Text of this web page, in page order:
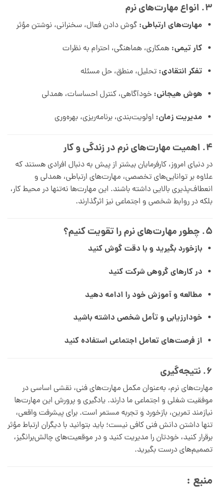
۳. انواع مهارت‌های نرم
مهارت‌های ارتباطی: گوش دادن فعال، سخنرانی، نوشتن مؤثر
کار تیمی: همکاری، هماهنگی، احترام به نظرات
تفکر انتقادی: تحلیل، منطق، حل مسئله
هوش هیجانی: خودآگاهی، کنترل احساسات، همدلی
مدیریت زمان: اولویت‌بندی، برنامه‌ریزی، بهره‌وری
۴. اهمیت مهارت‌های نرم در زندگی و کار
در دنیای امروز، کارفرمایان بیشتر از پیش به دنبال افرادی هستند که
علاوه بر توانایی‌های تخصصی، مهارت‌های ارتباطی، همدلی و
انعطاف‌پذیری بالایی داشته باشند. این مهارت‌ها نه‌تنها در محیط کار،
بلکه در روابط شخصی و اجتماعی نیز اثرگذارند.
۵. چطور مهارت‌های نرم را تقویت کنیم؟
بازخورد بگیرید و با دقت گوش کنید
در کارهای گروهی شرکت کنید
مطالعه و آموزش خود را ادامه دهید
خودارزیابی و تأمل شخصی داشته باشید
از فرصت‌های تعامل اجتماعی استفاده کنید
۶. نتیجه‌گیری
مهارت‌های نرم، به‌عنوان مکمل مهارت‌های فنی، نقشی اساسی در
موفقیت شغلی و اجتماعی ما دارند. یادگیری و پرورش این مهارت‌ها
نیازمند تمرین، بازخورد و تجربه مستمر است. برای پیشرفت واقعی،
تنها داشتن دانش فنی کافی نیست؛ باید بتوانید با دیگران ارتباط مؤثر
برقرار کنید، خودتان را مدیریت کنید و در موقعیت‌های چالش‌برانگیز،
تصمیم‌های درست بگیرید.
منبع :